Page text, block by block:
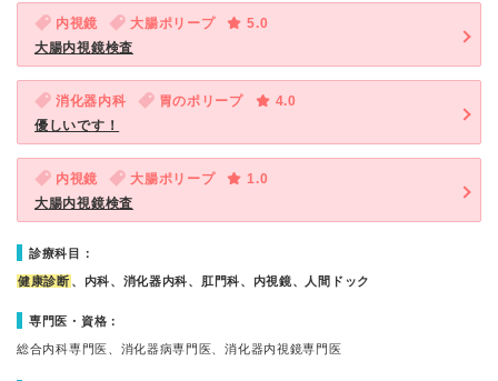
内視鏡 大腸ポリープ
5.0
大腸内視鏡検査
消化器内科 胃のポリープ
4.0
優しいです！
内視鏡 大腸ポリープ
1.0
大腸内視鏡検査
診療科目：
健康診断 、内科、消化器内科、肛門科、内視鏡、人間ドック
専門医・資格：
総合内科専門医、消化器病専門医、消化器内視鏡専門医